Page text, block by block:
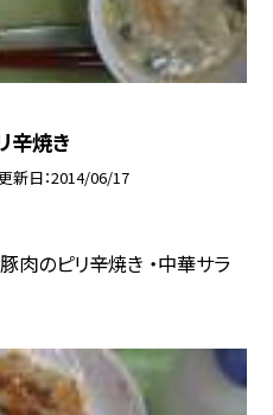
辛焼き
新日 2014/06/17
肉のピリ辛焼き ・中華サラ